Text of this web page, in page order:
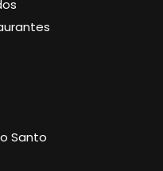
Santo